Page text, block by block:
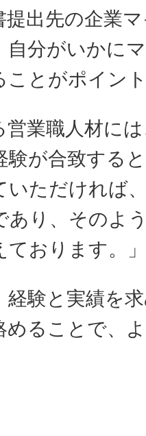
出先の企業
自分がいかに
ことがポイン
業職人材に
験が合致する
いただければ
あり、そのよ
ております。
験と実績を
めることで、